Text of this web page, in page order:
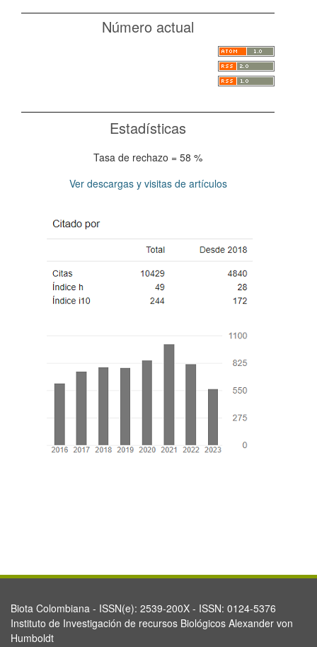
Número actual
Estadísticas
Tasa de rechazo = 58 %
Ver descargas y visitas de artículos
Biota Colombiana - ISSN(e): 2539-200X - ISSN: 0124-5376
Instituto de Investigación de recursos Biológicos Alexander von
Humboldt